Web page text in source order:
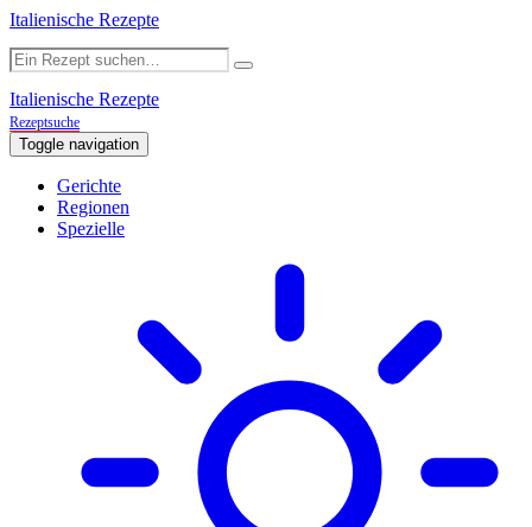
Italienische Rezepte
Italienische Rezepte
Rezeptsuche
Toggle navigation
Gerichte
Regionen
Spezielle